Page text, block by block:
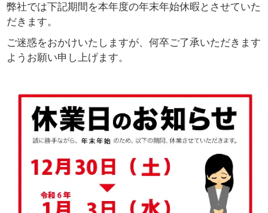
弊社では下記期間を本年度の年末年始休暇とさせていた
だきます。
ご迷惑をおかけいたしますが、何卒ご了承いただきます
ようお願い申し上げます。